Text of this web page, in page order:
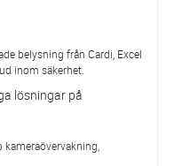
belysning från Cardi, Excel
inom säkerhet.
lösningar på